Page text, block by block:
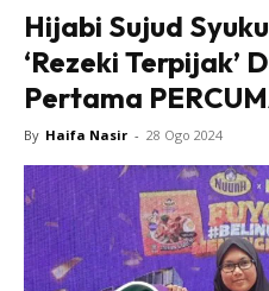
Hijabi Sujud
‘Rezeki Terpijak’
Pertama
By Haifa Nasir - 28 Ogo 2024